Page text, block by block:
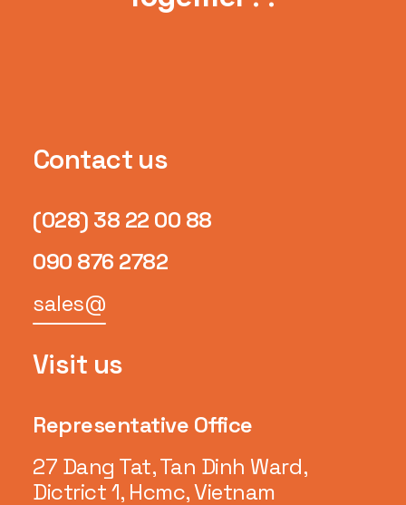
Contact us
(028) 38 22 00 88
090 876 2782
sales@
Visit us
Representative Office
27 Dang Tat, Tan Dinh Ward,
Dictrict 1, Hcmc, Vietnam